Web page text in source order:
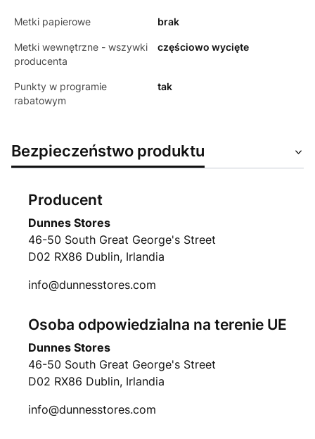
Metki papierowe brak
Metki wewnętrzne - wszywki
producenta
częściowo wycięte
Punkty w programie
rabatowym
tak
Bezpieczeństwo produktu
Producent
Dunnes Stores
46-50 South Great George's Street
D02 RX86 Dublin, Irlandia
info@dunnesstores.com
Osoba odpowiedzialna na terenie UE
Dunnes Stores
46-50 South Great George's Street
D02 RX86 Dublin, Irlandia
info@dunnesstores.com